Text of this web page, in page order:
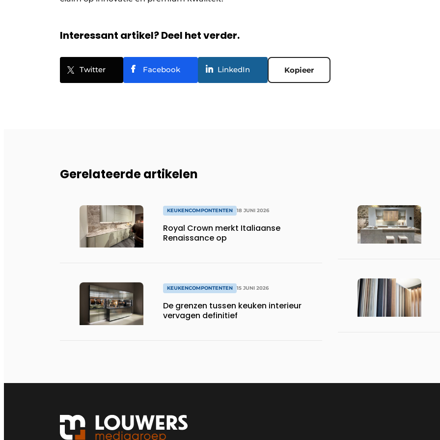
Interessant artikel? Deel het verder.
Twitter Facebook LinkedIn Kopieer
Gerelateerde artikelen
KEUKENCOMPONTENTEN 18 JUNI 2026
Royal Crown merkt Italiaanse
Renaissance op
KEUKENCOMPONTENTEN 15 JUNI 2026
De grenzen tussen keuken interieur
vervagen definitief